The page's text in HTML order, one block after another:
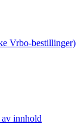
Vrbo-bestillinger)
innhold